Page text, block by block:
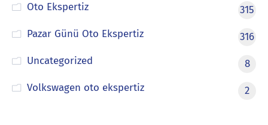
Oto Ekspertiz
315
Pazar Günü Oto Ekspertiz
316
Uncategorized
8
Volkswagen oto ekspertiz
2